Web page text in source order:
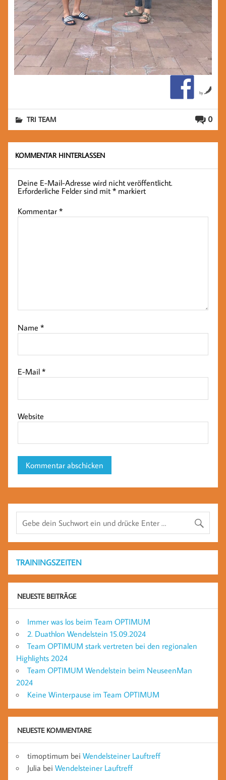
by
0
TRI TEAM
KOMMENTAR HINTERLASSEN
Deine E-Mail-Adresse wird nicht veröffentlicht.
Erforderliche Felder sind mit* markiert
Kommentar*
Name*
E-Mail*
Website
TRAININGSZEITEN
NEUESTE BEITRÄGE
Immer was los beim Team OPTIMUM
2. Duathlon Wendelstein 15.09.2024
Team OPTIMUM stark vertreten bei den regionalen
Highlights 2024
Team OPTIMUM Wendelstein beim NeuseenMan
2024
Keine Winterpause im Team OPTIMUM
NEUESTE KOMMENTARE
timoptimum bei Wendelsteiner Lauftreff
Julia bei Wendelsteiner Lauftreff